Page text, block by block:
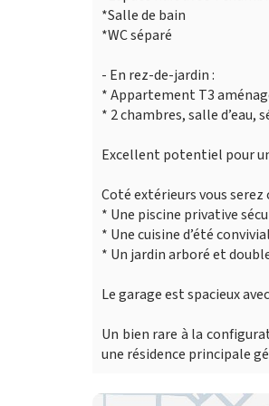
*Salle de bain
*WC séparé
- En rez-de-jardin :
* Appartement T3
* 2 chambres, salle d’eau,
Excellent potentiel pour
Coté extérieurs vous serez
* Une piscine privative
* Une cuisine d’été
* Un jardin arboré et
Le garage est spacieux
Un bien rare à la
une résidence principale